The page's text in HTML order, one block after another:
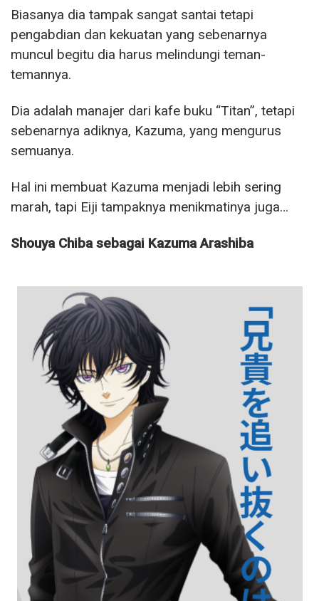
Biasanya dia tampak sangat santai tetapi
pengabdian dan kekuatan yang sebenarnya
muncul begitu dia harus melindungi teman-
temannya.
Dia adalah manajer dari kafe buku “Titan”, tetapi
sebenarnya adiknya, Kazuma, yang mengurus
semuanya.
Hal ini membuat Kazuma menjadi lebih sering
marah, tapi Eiji tampaknya menikmatinya juga…
Shouya Chiba sebagai Kazuma Arashiba